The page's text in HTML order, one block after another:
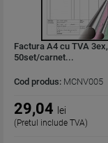
Factura A4 cu TVA 3ex,
50set/carnet...
Cod produs: MCNV005
29,04 lei
(Pretul include TVA)